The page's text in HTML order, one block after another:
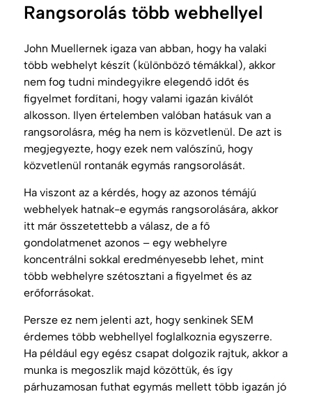
Rangsorolás több webhellyel
John Muellernek igaza van abban, hogy ha valaki
több webhelyt készít (különböző témákkal), akkor
nem fog tudni mindegyikre elegendő időt és
figyelmet fordítani, hogy valami igazán kiválót
alkosson. Ilyen értelemben valóban hatásuk van a
rangsorolásra, még ha nem is közvetlenül. De azt is
megjegyezte, hogy ezek nem valószínű, hogy
közvetlenül rontanák egymás rangsorolását.
Ha viszont az a kérdés, hogy az azonos témájú
webhelyek hatnak-e egymás rangsorolására, akkor
itt már összetettebb a válasz, de a fő
gondolatmenet azonos – egy webhelyre
koncentrálni sokkal eredményesebb lehet, mint
több webhelyre szétosztani a figyelmet és az
erőforrásokat.
Persze ez nem jelenti azt, hogy senkinek SEM
érdemes több webhellyel foglalkoznia egyszerre.
Ha például egy egész csapat dolgozik rajtuk, akkor a
munka is megoszlik majd közöttük, és így
párhuzamosan futhat egymás mellett több igazán jó